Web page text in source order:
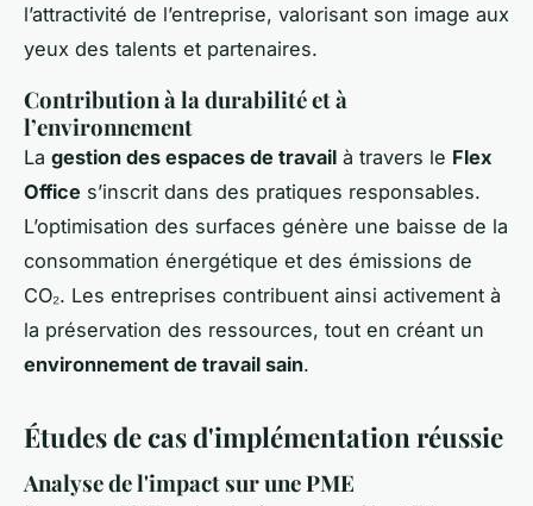
l’attractivité de l’entreprise, valorisant son image aux
yeux des talents et partenaires.
Contribution à la durabilité et à
l’environnement
La gestion des espaces de travail à travers le Flex
Office s’inscrit dans des pratiques responsables.
L’optimisation des surfaces génère une baisse de la
consommation énergétique et des émissions de
CO₂. Les entreprises contribuent ainsi activement à
la préservation des ressources, tout en créant un
environnement de travail sain.
Études de cas d'implémentation réussie
Analyse de l'impact sur une PME